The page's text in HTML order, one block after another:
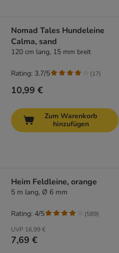
Nomad Tales Hundeleine
Calma, sand
120 cm lang, 15 mm breit
10,99 €
Rating: 3.7/5 (17)
Zum Warenkorb
hinzufügen
Heim Feldleine, orange
5 m lang, Ø 6 mm
UVP 16,99 €
7,69 €
Rating: 4/5 (589)